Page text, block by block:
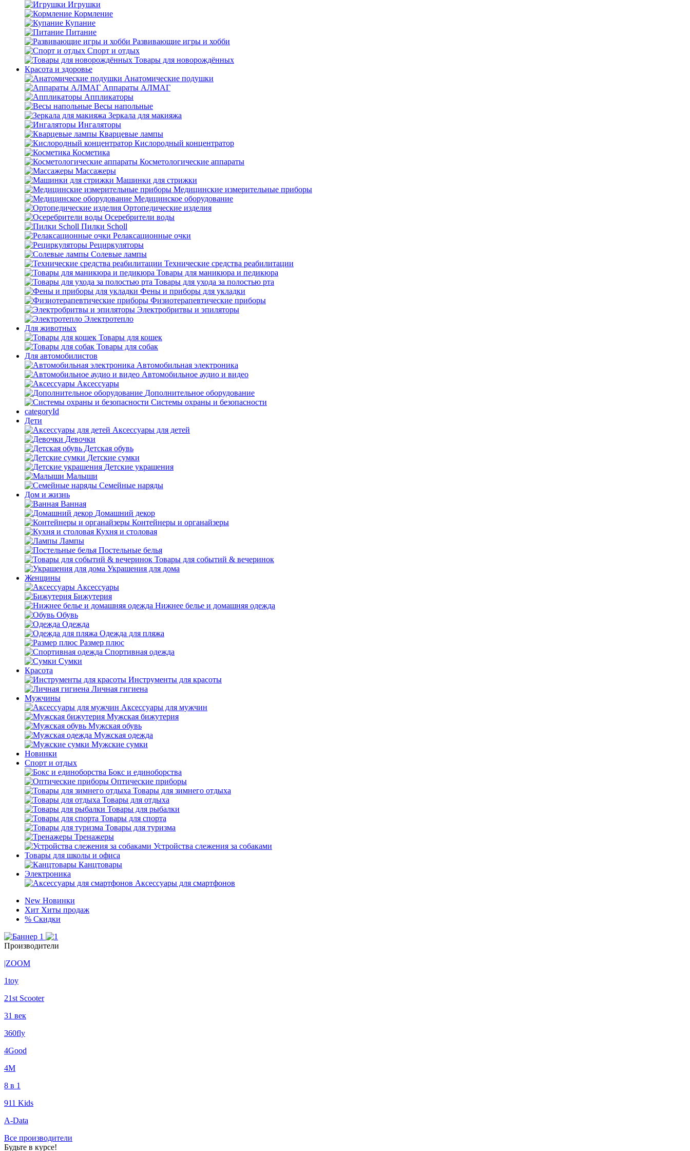
Игрушки
Кормление
Купание
Питание
Развивающие игры и хобби
Спорт и отдых
Товары для новорождённых
Красота и здоровье
Анатомические подушки
Аппараты АЛМАГ
Аппликаторы
Весы напольные
Зеркала для макияжа
Ингаляторы
Кварцевые лампы
Кислородный концентратор
Косметика
Косметологические аппараты
Массажеры
Машинки для стрижки
Медицинские измерительные приборы
Медицинское оборудование
Ортопедические изделия
Осеребрители воды
Пилки Scholl
Релаксационные очки
Рециркуляторы
Солевые лампы
Технические средства реабилитации
Товары для маникюра и педикюра
Товары для ухода за полостью рта
Фены и приборы для укладки
Физиотерапевтические приборы
Электробритвы и эпиляторы
Электротепло
Для животных
Товары для кошек
Товары для собак
Для автомобилистов
Автомобильная электроника
Автомобильное аудио и видео
Аксессуары
Дополнительное оборудование
Системы охраны и безопасности
categoryId
Дети
Аксессуары для детей
Девочки
Детская обувь
Детские сумки
Детские украшения
Малыши
Семейные наряды
Дом и жизнь
Ванная
Домашний декор
Контейнеры и органайзеры
Кухня и столовая
Лампы
Постельные белья
Товары для событий & вечеринок
Украшения для дома
Женщины
Аксессуары
Бижутерия
Нижнее белье и домашняя одежда
Обувь
Одежда
Одежда для пляжа
Размер плюс
Спортивная одежда
Сумки
Красота
Инструменты для красоты
Личная гигиена
Мужчины
Аксессуары для мужчин
Мужская бижутерия
Мужская обувь
Мужская одежда
Мужские сумки
Новинки
Спорт и отдых
Бокс и единоборства
Оптические приборы
Товары для зимнего отдыха
Товары для отдыха
Товары для рыбалки
Товары для спорта
Товары для туризма
Тренажеры
Устройства слежения за собаками
Товары для школы и офиса
Канцтовары
Электроника
Аксессуары для смартфонов
New Новинки
Хит Хиты продаж
% Скидки
Производители
|ZOOM
1toy
21st Scooter
31 век
360fly
4Good
4М
8 в 1
911 Kids
A-Data
Все производители
Будьте в курсе!